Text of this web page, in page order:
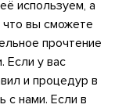
используем, а
вы сможете
прочтение
Если у вас
и процедур в
с нами. Если в